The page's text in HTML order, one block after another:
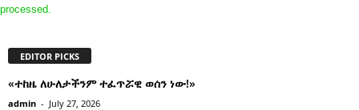
processed.
EDITOR PICKS
«ተከዜ ለሁለታችንም ተፈጥሯዊ ወሰን ነው!»
admin - July 27, 2026